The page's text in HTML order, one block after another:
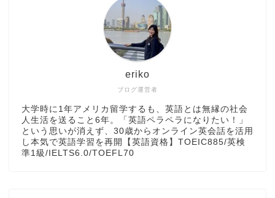
ブログ運営者
eriko
大学時に1年アメリカ留学するも、英語とは無縁の社会
人生活を送ること6年。「英語ペラペラになりたい！」
という思いが消えず、30歳からオンライン英会話を活用
し本気で英語学習を再開【英語資格】TOEIC885/英検
準1級/IELTS6.0/TOEFL70